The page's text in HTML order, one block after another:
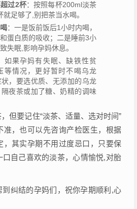
过2杯：按照每杯200ml淡茶
足够了,别把茶当水喝。
：一是饭前饭后1小时内喝，
蛋白质的吸收；二是睡前3小
失眠,影响孕妈休息。
如果孕妈有失眠、缺铁性贫
等情况，更好暂时不喝乌龙
，要选优质、无添加的乌龙
夜茶或加了糖、奶精的调味
但要记住“淡茶、适量、选对时间”
准，也可以先咨询产检医生，根据
，其实孕期不用过度忌口，只要保
自己喜欢的淡茶，心情愉悦,对胎
纠结的孕妈们，祝你孕期顺利,心